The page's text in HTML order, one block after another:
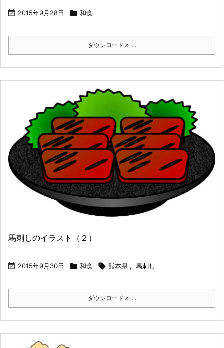
 2015年9月28日  和食
ダウンロード ...
馬刺しのイラスト（２）
 2015年9月30日  和食  熊本県 , 馬刺し
ダウンロード ...